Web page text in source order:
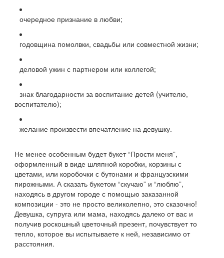
очередное признание в любви;
годовщина помолвки, свадьбы или совместной жизни;
деловой ужин с партнером или коллегой;
знак благодарности за воспитание детей (учителю,
воспитателю);
желание произвести впечатление на девушку.
Не менее особенным будет букет “Прости меня”,
оформленный в виде шляпной коробки, корзины с
цветами, или коробочки с бутонами и французскими
пирожными. А сказать букетом “скучаю” и “люблю”,
находясь в другом городе с помощью заказанной
композиции - это не просто великолепно, это сказочно!
Девушка, супруга или мама, находясь далеко от вас и
получив роскошный цветочный презент, почувствует то
тепло, которое вы испытываете к ней, независимо от
расстояния.